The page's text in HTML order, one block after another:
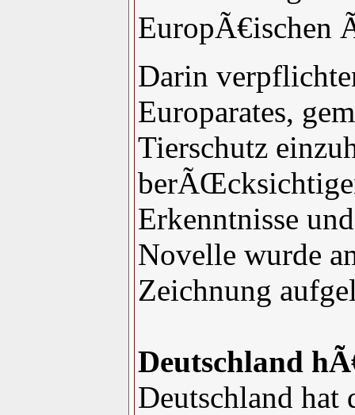
EuropÃ€ischen
Darin
Europarates,
Tierschutz
Erkenntnisse
Novelle wurde
Zeichnung
Deutschland
Deutschland hat